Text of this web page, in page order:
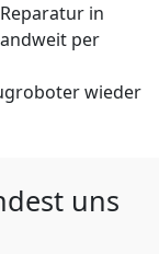
in
per
wieder
uns